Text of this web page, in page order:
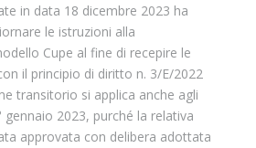
in data 18 dicembre 2023 ha
le istruzioni alla
Cupe al fine di recepire le
il principio di diritto n. 3/E/2022
transitorio si applica anche agli
gennaio 2023, purché la relativa
approvata con delibera adottata